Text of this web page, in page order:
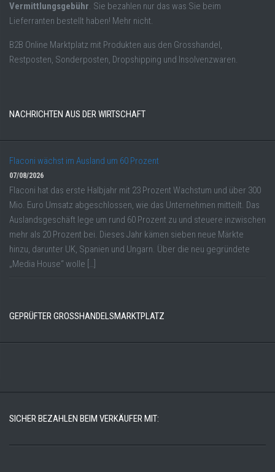
Vermittlungsgebühr. Sie bezahlen nur das was Sie beim
Lieferranten bestellt haben! Mehr nicht.
B2B Online Marktplatz mit Produkten aus den Grosshandel,
Restposten, Sonderposten, Dropshipping und Insolvenzwaren.
NACHRICHTEN AUS DER WIRTSCHAFT
Flaconi wächst im Ausland um 60 Prozent
07/08/2026
Flaconi hat das erste Halbjahr mit 23 Prozent Wachstum und über 300
Mio. Euro Umsatz abgeschlossen, wie das Unternehmen mitteilt. Das
Auslandsgeschäft lege um rund 60 Prozent zu und steuere inzwischen
mehr als 20 Prozent bei. Dieses Jahr kämen sieben neue Märkte
hinzu, darunter UK, Spanien und Ungarn. Über die neu gegründete
„Media House“ wolle […]
GEPRÜFTER GROSSHANDELSMARKTPLATZ
SICHER BEZAHLEN BEIM VERKÄUFER MIT: